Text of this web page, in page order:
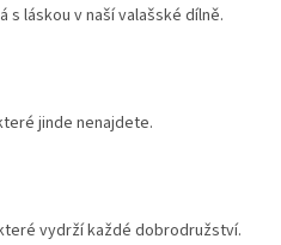
s láskou v naší valašské dílně.
jinde nenajdete.
vydrží každé dobrodružství.